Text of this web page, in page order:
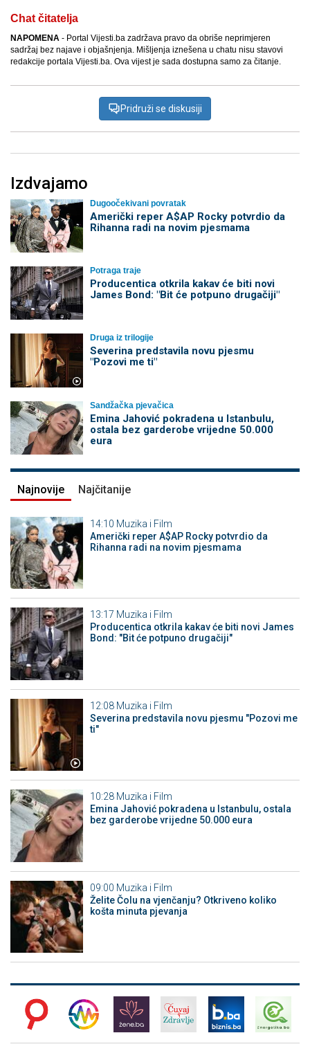
Chat čitatelja
NAPOMENA - Portal Vijesti.ba zadržava pravo da obriše neprimjeren
sadržaj bez najave i objašnjenja. Mišljenja iznešena u chatu nisu stavovi
redakcije portala Vijesti.ba. Ova vijest je sada dostupna samo za čitanje.
Pridruži se diskusiji
Izdvajamo
Dugoočekivani povratak
Američki reper A$AP Rocky potvrdio da
Rihanna radi na novim pjesmama
Potraga traje
Producentica otkrila kakav će biti novi
James Bond: "Bit će potpuno drugačiji"
Druga iz trilogije
Severina predstavila novu pjesmu
"Pozovi me ti"
Sandžačka pjevačica
Emina Jahović pokradena u Istanbulu,
ostala bez garderobe vrijedne 50.000
eura
Najnovije Najčitanije
14:10 Muzika i Film
Američki reper A$AP Rocky potvrdio da
Rihanna radi na novim pjesmama
13:17 Muzika i Film
Producentica otkrila kakav će biti novi James
Bond: "Bit će potpuno drugačiji"
12:08 Muzika i Film
Severina predstavila novu pjesmu "Pozovi me
ti"
10:28 Muzika i Film
Emina Jahović pokradena u Istanbulu, ostala
bez garderobe vrijedne 50.000 eura
09:00 Muzika i Film
Želite Čolu na vjenčanju? Otkriveno koliko
košta minuta pjevanja